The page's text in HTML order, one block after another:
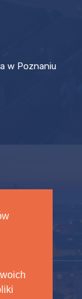
w Poznaniu